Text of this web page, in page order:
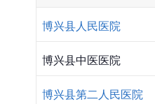
博兴县人民医院
博兴县中医医院
博兴县第二人民医院